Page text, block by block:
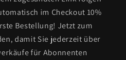
im Checkout 10%
Bestellung! Jetzt zum
damit Sie jederzeit über
für Abonnenten